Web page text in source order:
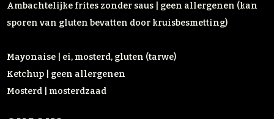
Ambachtelijke frites zonder saus | geen allergenen (kan
sporen van gluten bevatten door kruisbesmetting)
Mayonaise | ei, mosterd, gluten (tarwe)
Ketchup | geen allergenen
Mosterd | mosterdzaad